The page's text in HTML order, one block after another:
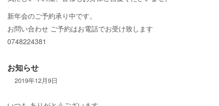
新年会のご予約承り中です。
お問い合わせ ご予約はお電話でお受け致します
0748224381
お知らせ
2019年12月9日